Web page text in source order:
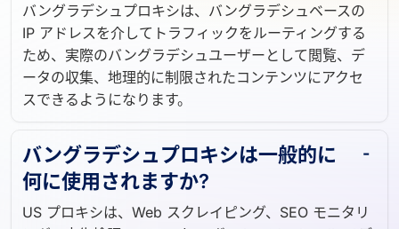
バングラデシュプロキシは、バングラデシュベースの
IP アドレスを介してトラフィックをルーティングする
ため、実際のバングラデシュユーザーとして閲覧、デ
ータの収集、地理的に制限されたコンテンツにアクセ
スできるようになります。
バングラデシュプロキシは一般的に
何に使用されますか?
US プロキシは、Web スクレイピング、SEO モニタリ